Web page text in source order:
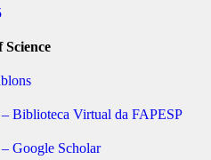
Biblioteca Virtual da FAPESP
‪Google Scholar‬